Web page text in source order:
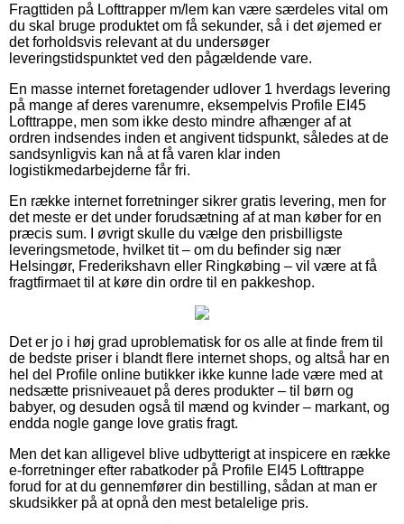
Fragttiden på Lofttrapper m/lem kan være særdeles vital om
du skal bruge produktet om få sekunder, så i det øjemed er
det forholdsvis relevant at du undersøger
leveringstidspunktet ved den pågældende vare.
En masse internet foretagender udlover 1 hverdags levering
på mange af deres varenumre, eksempelvis Profile EI45
Lofttrappe, men som ikke desto mindre afhænger af at
ordren indsendes inden et angivent tidspunkt, således at de
sandsynligvis kan nå at få varen klar inden
logistikmedarbejderne får fri.
En række internet forretninger sikrer gratis levering, men for
det meste er det under forudsætning af at man køber for en
præcis sum. I øvrigt skulle du vælge den prisbilligste
leveringsmetode, hvilket tit – om du befinder sig nær
Helsingør, Frederikshavn eller Ringkøbing – vil være at få
fragtfirmaet til at køre din ordre til en pakkeshop.
Det er jo i høj grad uproblematisk for os alle at finde frem til
de bedste priser i blandt flere internet shops, og altså har en
hel del Profile online butikker ikke kunne lade være med at
nedsætte prisniveauet på deres produkter – til børn og
babyer, og desuden også til mænd og kvinder – markant, og
endda nogle gange love gratis fragt.
Men det kan alligevel blive udbytterigt at inspicere en række
e-forretninger efter rabatkoder på Profile EI45 Lofttrappe
forud for at du gennemfører din bestilling, sådan at man er
skudsikker på at opnå den mest betalelige pris.